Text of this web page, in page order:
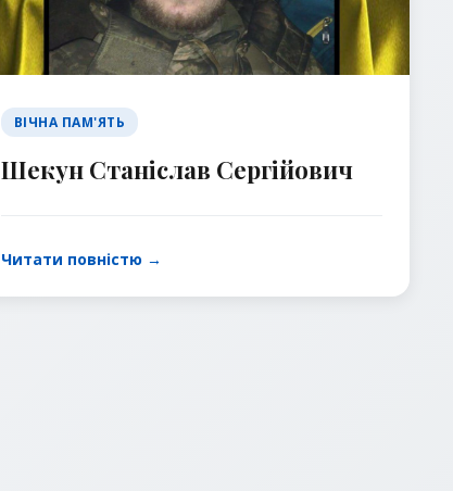
ВІЧНА ПАМ'ЯТЬ
Шекун Станіслав Сергійович
Читати повністю →